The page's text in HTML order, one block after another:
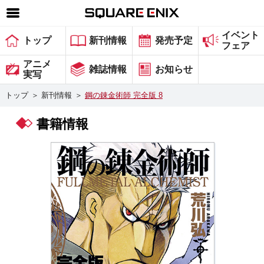
SQUARE ENIX 公式サイトメニュー
ゲーム
マガジン＆ブックス
グッズ
会社情報 採用情報
スクウェア・エニックス サイト内検索
トップ 新刊情報 発売予定
イベント
フェア
アニメ
実写
雑誌情報 お知らせ
トップ ＞ 新刊情報 ＞ 鋼の錬金術師 完全版 8
書籍情報